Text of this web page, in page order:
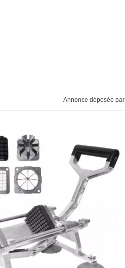
Annonce déposée par